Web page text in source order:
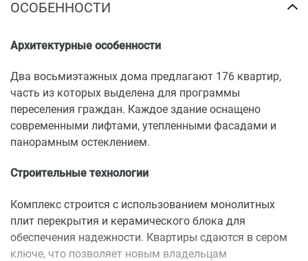
ОСОБЕННОСТИ
Архитектурные особенности
Два восьмиэтажных дома предлагают 176 квартир,
часть из которых выделена для программы
переселения граждан. Каждое здание оснащено
современными лифтами, утепленными фасадами и
панорамным остеклением.
Строительные технологии
Комплекс строится с использованием монолитных
плит перекрытия и керамического блока для
обеспечения надежности. Квартиры сдаются в сером
ключе, что позволяет новым владельцам